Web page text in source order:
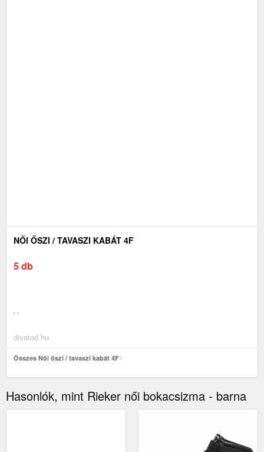
NŐI ŐSZI / TAVASZI KABÁT 4F
5 db
' '
divatod.hu
Összes Női őszi / tavaszi kabát 4F
Hasonlók, mint Rieker női bokacsizma - barna